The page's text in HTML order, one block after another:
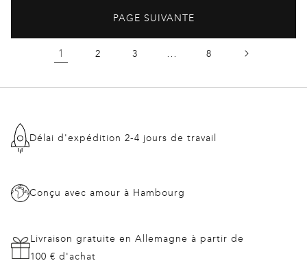
PAGE SUIVANTE
1 2 3 8
Délai d'expédition 2-4 jours de travail
Conçu avec amour à Hambourg
Livraison gratuite en Allemagne à partir de
100 € d'achat